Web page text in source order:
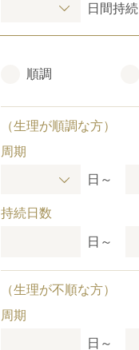
日間持続
順調
（生理が順調な方）
周期
日～
持続日数
日～
（生理が不順な方）
周期
日～